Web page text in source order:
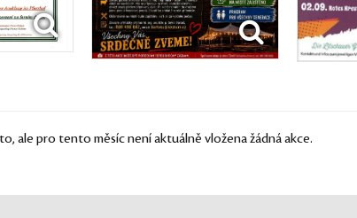
ale pro tento měsíc není aktuálně vložena žádná akce.